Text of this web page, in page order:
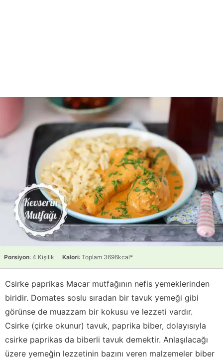
Porsiyon: 4 Kişilik Kalori: Toplam 3696kcal*
Csirke paprikas Macar mutfağının nefis yemeklerinden
biridir. Domates soslu sıradan bir tavuk yemeği gibi
görünse de muazzam bir kokusu ve lezzeti vardır.
Csirke (çirke okunur) tavuk, paprika biber, dolayısıyla
csirke paprikas da biberli tavuk demektir. Anlaşılacağı
üzere yemeğin lezzetinin bazını veren malzemeler biber